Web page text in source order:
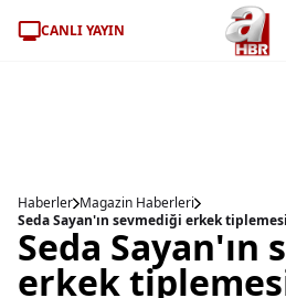
CANLI YAYIN
Haberler Magazin Haberleri
Seda Sayan'ın
erkek